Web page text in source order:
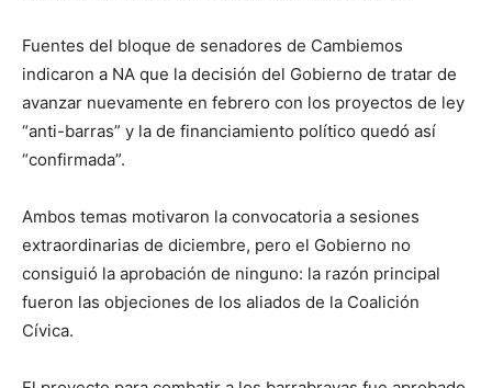
Fuentes del bloque de senadores de Cambiemos
indicaron a NA que la decisión del Gobierno de tratar de
avanzar nuevamente en febrero con los proyectos de ley
“anti-barras” y la de financiamiento político quedó así
“confirmada”.
Ambos temas motivaron la convocatoria a sesiones
extraordinarias de diciembre, pero el Gobierno no
consiguió la aprobación de ninguno: la razón principal
fueron las objeciones de los aliados de la Coalición
Cívica.